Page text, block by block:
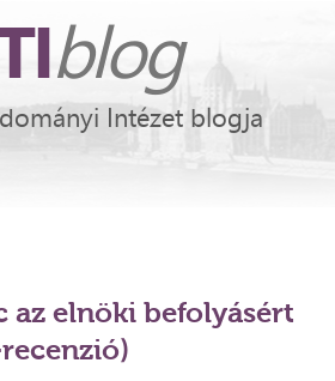
blog
Intézet blogja
az elnöki befolyásért